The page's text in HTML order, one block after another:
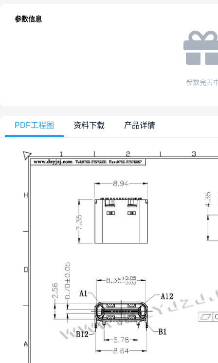
参数信息
参数完善
PDF工程图 资料下载 产品详情